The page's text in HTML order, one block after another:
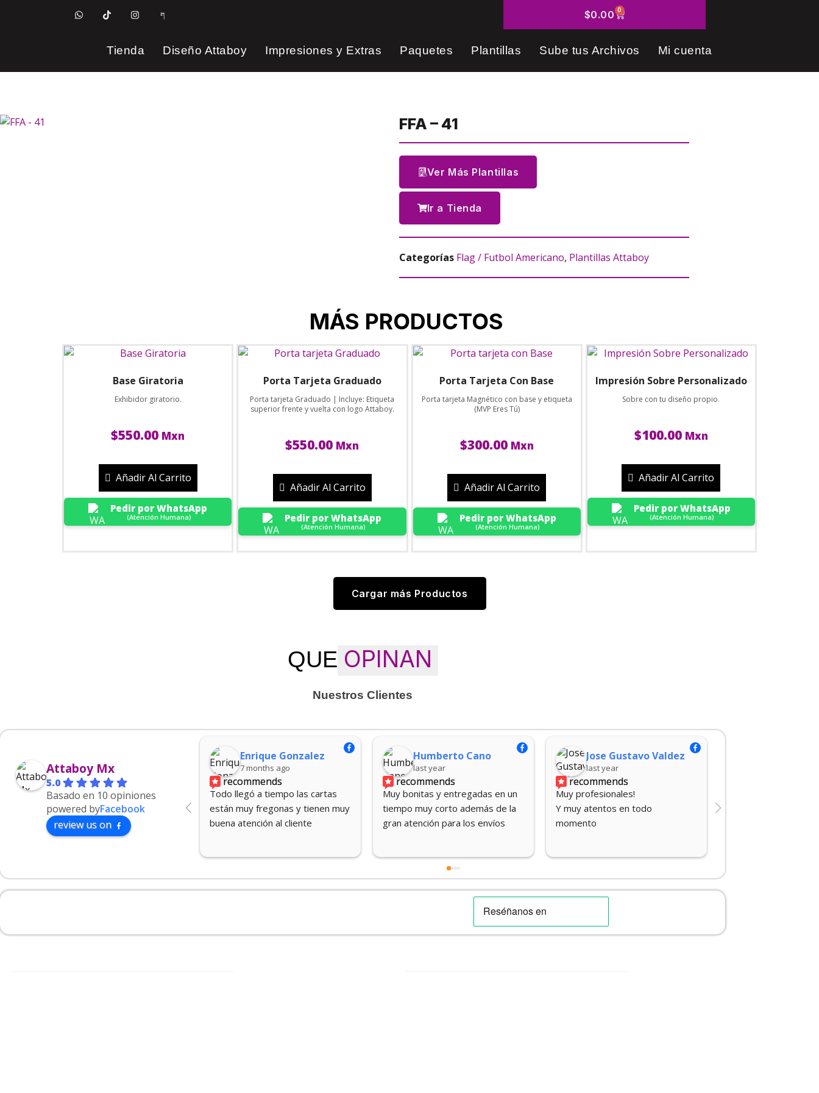
$0.00 0
Tienda Diseño Attaboy Impresiones y Extras Paquetes Plantillas Sube tus Archivos Mi cuenta
FFA – 41
Ver Más Plantillas
Ir a Tienda
Categorías Flag / Futbol Americano, Plantillas Attaboy
MÁS PRODUCTOS
Base Giratoria
Exhibidor giratorio.
$550.00 Mxn
Añadir Al Carrito
Pedir por WhatsApp
(Atención Humana)
Porta Tarjeta Graduado
Porta tarjeta Graduado | Incluye: Etiqueta
superior frente y vuelta con logo Attaboy.
$550.00 Mxn
Añadir Al Carrito
Pedir por WhatsApp
(Atención Humana)
Porta Tarjeta Con Base
Porta tarjeta Magnético con base y etiqueta
(MVP Eres Tú)
$300.00 Mxn
Añadir Al Carrito
Pedir por WhatsApp
(Atención Humana)
Impresión Sobre Personalizado
Sobre con tu diseño propio.
$100.00 Mxn
Añadir Al Carrito
Pedir por WhatsApp
(Atención Humana)
Cargar más Productos
QUE OPINAN
Nuestros Clientes
Attaboy Mx
5.0
Basado en 10 opiniones
powered byFacebook
review us on
Enrique Gonzalez
7 months ago
Todo llegó a tiempo las cartas
están muy fregonas y tienen muy
buena atención al cliente
Humberto Cano
Muy bonitas y entregadas en un
tiempo muy corto además de la
gran atención para los envíos
Jose Gustavo Valdez
Muy profesionales!
Y muy atentos en todo
momento
Jóse E Báez
perfectas las tarjetas para mi